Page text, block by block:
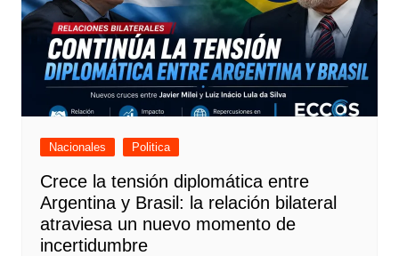
Nacionales Politica
Crece la tensión diplomática entre
Argentina y Brasil: la relación bilateral
atraviesa un nuevo momento de
incertidumbre